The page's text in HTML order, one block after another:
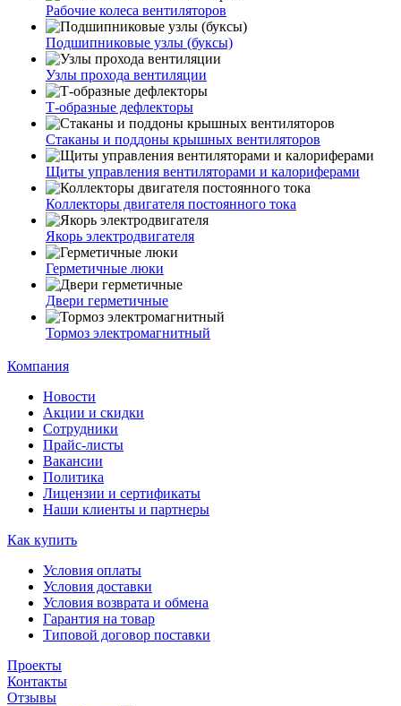
Рабочие колеса вентиляторов
Подшипниковые узлы (буксы)
Узлы прохода вентиляции
Т-образные дефлекторы
Стаканы и поддоны крышных вентиляторов
Щиты управления вентиляторами и калориферами
Коллекторы двигателя постоянного тока
Якорь электродвигателя
Герметичные люки
Двери герметичные
Тормоз электромагнитный
Компания
Новости
Акции и скидки
Сотрудники
Прайс-листы
Вакансии
Политика
Лицензии и сертификаты
Наши клиенты и партнеры
Как купить
Условия оплаты
Условия доставки
Условия возврата и обмена
Гарантия на товар
Типовой договор поставки
Проекты
Контакты
Отзывы